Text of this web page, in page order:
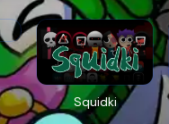
Squidki